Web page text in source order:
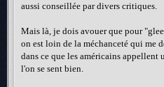
aussi conseillée par divers critiques.
Mais là, je dois avouer que pour
on est loin de la méchanceté qui me
dans ce que les américains appellent
l'on se sent bien.